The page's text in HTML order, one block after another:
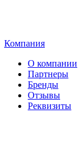
Компания
О компании
Партнеры
Бренды
Отзывы
Реквизиты